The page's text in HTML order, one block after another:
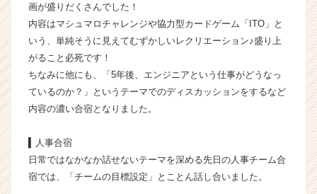
e
r
C
r
e
r）
画が盛りだくさんでした！
内容はマシュマロチャレンジや協力型カードゲーム「ITO」と
いう、単純そうに見えてむずかしいレクリエーション♪盛り上
がること必死です！
ちなみに他にも、「5年後、エンジニアという仕事がどうなっ
ているのか？」というテーマでのディスカッションをするなど
内容の濃い合宿となりました。
▍人事合宿
日常ではなかなか話せないテーマを深める先日の人事チーム合
宿では、「チームの目標設定」とことん話し合いました。